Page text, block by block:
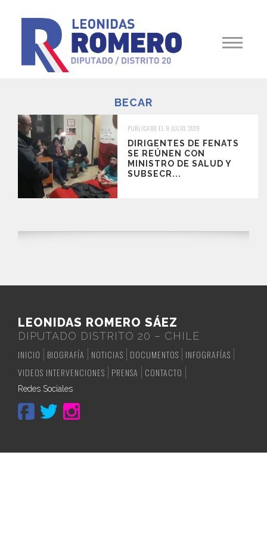
BECAR
PUBLICADO EL 9 JULIO, 2019
DIRIGENTES DE FENATS
SE REÚNEN CON
MINISTRO DE SALUD Y
SUBSECR...
LEONIDAS ROMERO SÁEZ
DIPUTADO DISTRITO 20 – CHILE
INICIO
BIOGRAFÍA NOTICIAS DOCUMENTOS
INFOGRAFÍAS
VIDEOS INTERVENCIONES
PRENSA CONTACTO
Redes Sociales